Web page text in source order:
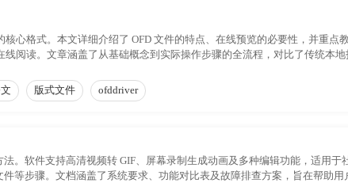
心格式。本文详细介绍了 OFD 文件的特点、在线预览的必要性，并重点
线阅读。文章涵盖了从基础概念到实际操作步骤的全流程，对比了传统本
版式文件 ofddriver
。软件支持高清视频转 GIF、屏幕录制生成动画及多种编辑功能，适用于
等步骤。文档涵盖了系统要求、功能对比表及故障排查方案，旨在帮助